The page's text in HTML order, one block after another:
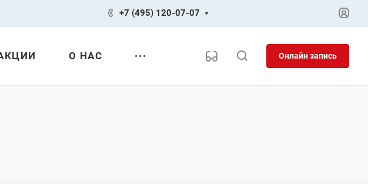
+7 (495) 120-07-07
О НАС Онлайн запись